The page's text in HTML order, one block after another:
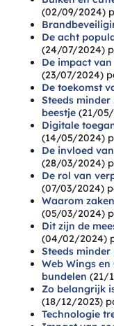
(02/09/2024)
De acht
(24/07/2024)
De impact
(23/07/2024)
De toekomst
Steeds
beestje (21/
Digitale
(14/05/2024)
De invloed
(28/03/2024)
De rol van
(07/03/2024)
Waarom
(05/03/2024)
Dit zijn de
(04/02/2024)
Steeds
Web Wings
bundelen (21/
Zo belangrijk
(18/12/2023)
Technologie